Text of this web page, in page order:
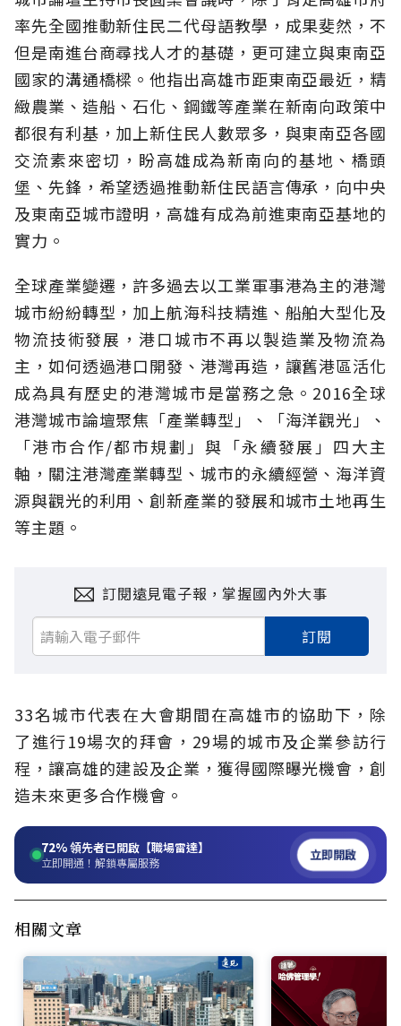
率先全國推動新住民二代母語教學，成果斐然，不
但是南進台商尋找人才的基礎，更可建立與東南亞
國家的溝通橋樑。他指出高雄市距東南亞最近，精
緻農業、造船、石化、鋼鐵等產業在新南向政策中
都很有利基，加上新住民人數眾多，與東南亞各國
交流素來密切，盼高雄成為新南向的基地、橋頭
堡、先鋒，希望透過推動新住民語言傳承，向中央
及東南亞城市證明，高雄有成為前進東南亞基地的
實力。
全球產業變遷，許多過去以工業軍事港為主的港灣
城市紛紛轉型，加上航海科技精進、船舶大型化及
物流技術發展，港口城市不再以製造業及物流為
主，如何透過港口開發、港灣再造，讓舊港區活化
成為具有歷史的港灣城市是當務之急。2016全球
港灣城市論壇聚焦「產業轉型」、「海洋觀光」、
「港市合作/都市規劃」與「永續發展」四大主
軸，關注港灣產業轉型、城市的永續經營、海洋資
源與觀光的利用、創新產業的發展和城市土地再生
等主題。
訂閱遠見電子報，掌握國內外大事
訂閱
33名城市代表在大會期間在高雄市的協助下，除
了進行19場次的拜會，29場的城市及企業參訪行
程，讓高雄的建設及企業，獲得國際曝光機會，創
造未來更多合作機會。
72%領先者已開啟【職場雷達】
立即開通！解鎖專屬服務 立即開啟
相關文章